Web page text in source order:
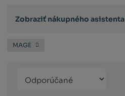
Zobraziť nákupného asistenta
MAGE
produktů